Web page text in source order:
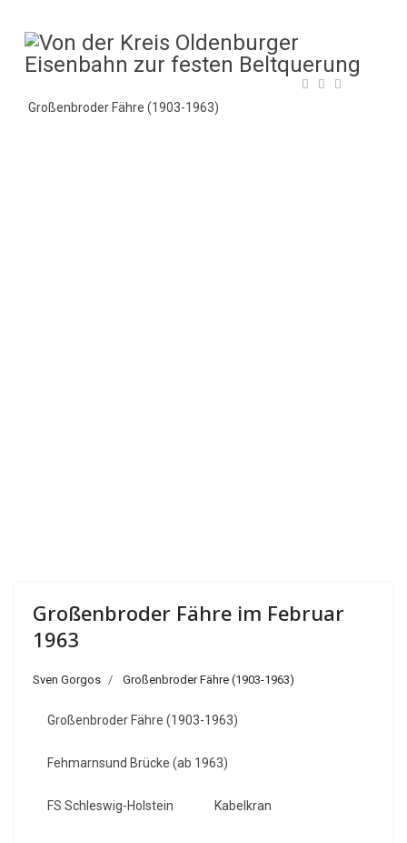
Großenbroder Fähre (1903-1963)
Großenbroder Fähre im Februar
1963
Sven Gorgos Großenbroder Fähre (1903-1963)
Großenbroder Fähre (1903-1963)
Fehmarnsund Brücke (ab 1963)
FS Schleswig-Holstein Kabelkran